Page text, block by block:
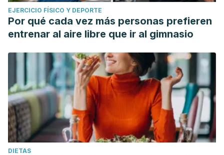
EJERCICIO FÍSICO Y DEPORTE
Por qué cada vez más personas prefieren
entrenar al aire libre que ir al gimnasio
DIETAS